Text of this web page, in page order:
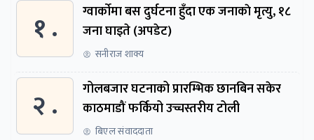
१ .
ग्वार्काेमा बस दुर्घटना हुँदा एक जनाकाे मृत्यु, १८
जना घाइते (अपडेट)
सनीराज शाक्य
२ .
गोलबजार घटनाको प्रारम्भिक छानबिन सकेर
काठमाडौं फर्कियो उच्चस्तरीय टोली
बिएल संवाददाता